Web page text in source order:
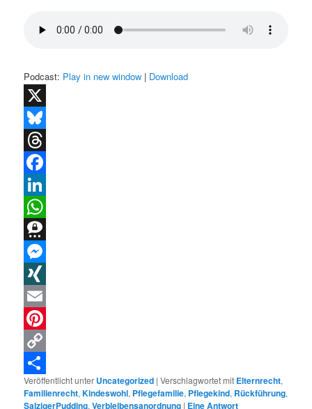
Podcast: Play in new window | Download
X
Bluesky
Threads
Facebook
LinkedIn
WhatsApp
Threema
Messenger
XING
Email
Pinterest
Copy
Link
Teilen
Veröffentlicht unter Uncategorized |Verschlagwortet mit Elternrecht,
Familienrecht,Kindeswohl, Pflegefamilie, Pflegekind, Rückführung,
SalzigerPudding,Verbleibensanordnung | EineAntwort